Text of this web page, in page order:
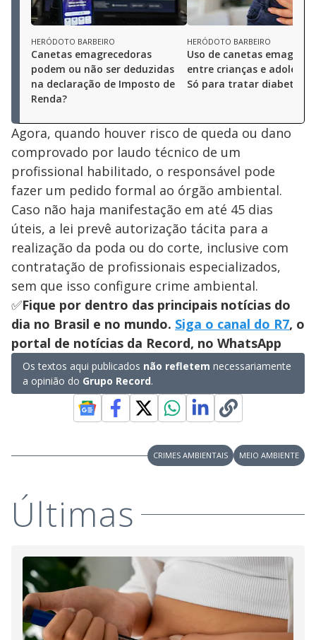
HERÓDOTO BARBEIRO
Canetas emagrecedoras
podem ou não ser deduzidas
na declaração de Imposto de
Renda?
HERÓDOTO BARBEIRO
Uso de canetas
entre crianças e
Só para tratar diabetes
Agora, quando houver risco de queda ou dano
comprovado por laudo técnico de um
profissional habilitado, o responsável pode
fazer um pedido formal ao órgão ambiental.
Caso não haja manifestação em até 45 dias
úteis, a lei prevê autorização tácita para a
realização da poda ou do corte, inclusive com
contratação de profissionais especializados,
sem que isso configure crime ambiental.
✅Fique por dentro das principais notícias do
dia no Brasil e no mundo. Siga o canal do R7, o
portal de notícias da Record, no WhatsApp
Os textos aqui publicados não refletem necessariamente
a opinião do Grupo Record.
CRIMES AMBIENTAIS MEIO AMBIENTE
Últimas